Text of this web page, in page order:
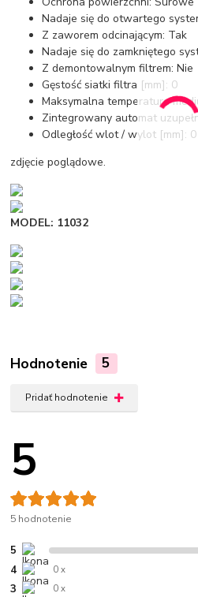
Nadaje się do otwartego
Z zaworem odcinającym: Tak
Nadaje się do zamkniętego
Z demontowalnym filtrem: Nie
Gęstość siatki filtra [mm]: 0
Maksymalna temperatura
Zintegrowany automat
Odległość wlot / wylot [mm]: 0
zdjęcie poglądowe.
MODEL: 11032
Hodnotenie 5
Pridať hodnotenie
5
5 hodnotenie
5
4 0 x
3 0 x